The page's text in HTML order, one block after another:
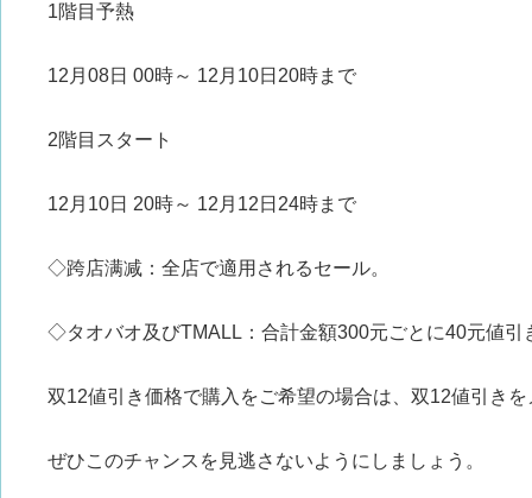
1階目予熱
12月08日 00時～ 12月10日20時まで
2階目スタート
12月10日 20時～ 12月12日24時まで
◇跨店满减：全店で適用されるセール。
◇タオバオ及びTMALL：合計金額300元ごとに40元値引
双12値引き価格で購入をご希望の場合は、双12値引き
ぜひこのチャンスを見逃さないようにしましょう。